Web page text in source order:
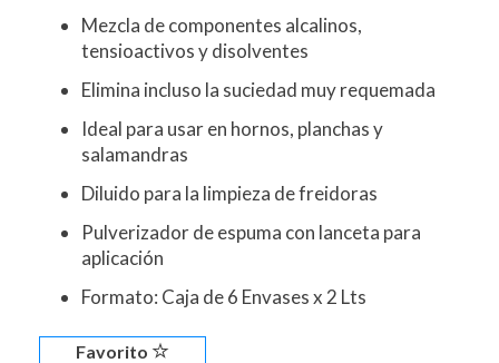
Mezcla de componentes alcalinos,
tensioactivos y disolventes
Elimina incluso la suciedad muy requemada
Ideal para usar en hornos, planchas y
salamandras
Diluido para la limpieza de freidoras
Pulverizador de espuma con lanceta para
aplicación
Formato: Caja de 6 Envases x 2 Lts
Favorito